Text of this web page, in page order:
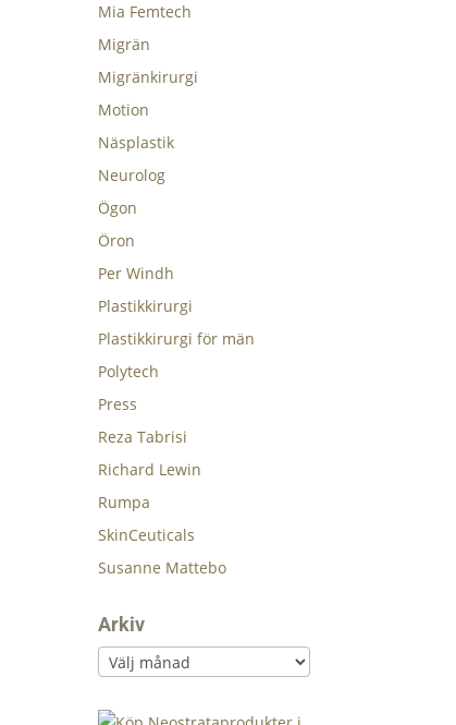
Mia Femtech
Migrän
Migränkirurgi
Motion
Näsplastik
Neurolog
Ögon
Öron
Per Windh
Plastikkirurgi
Plastikkirurgi för män
Polytech
Press
Reza Tabrisi
Richard Lewin
Rumpa
SkinCeuticals
Susanne Mattebo
Arkiv
Arkiv